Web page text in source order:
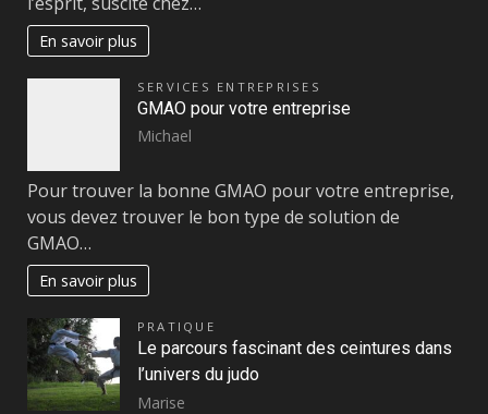
En savoir plus
SERVICES ENTREPRISES
GMAO pour votre entreprise
Michael
Pour trouver la bonne GMAO pour votre entreprise,
vous devez trouver le bon type de solution de
GMAO…
En savoir plus
PRATIQUE
Le parcours fascinant des ceintures dans
l’univers du judo
Marise